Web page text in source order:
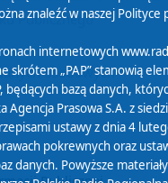
Publicznego
osobowych
znaleźć w naszej Polityce
internetowych
skrótem „PAP” stanowią
będących bazą danych,
Agencja Prasowa S.A. z
ustawy z dnia 4
pokrewnych oraz
danych. Powyższe materiały